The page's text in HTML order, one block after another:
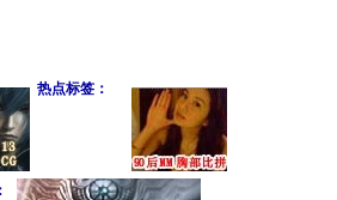
热点标签：